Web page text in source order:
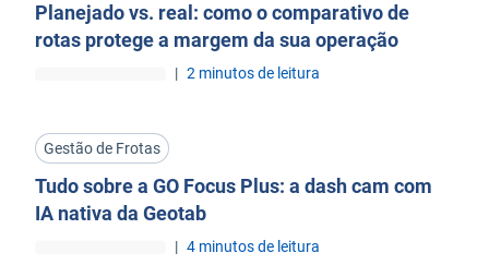
Planejado vs. real: como o comparativo de
rotas protege a margem da sua operação
| 2 minutos de leitura
Gestão de Frotas
Tudo sobre a GO Focus Plus: a dash cam com
IA nativa da Geotab
| 4 minutos de leitura